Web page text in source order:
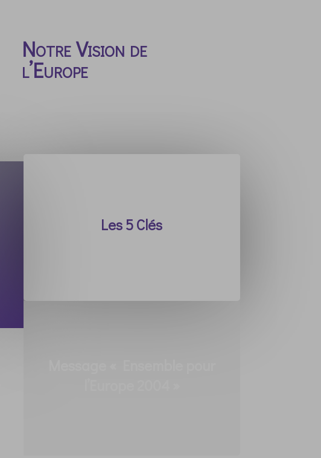
Notre Vision de
l’Europe
Les 5 Clés